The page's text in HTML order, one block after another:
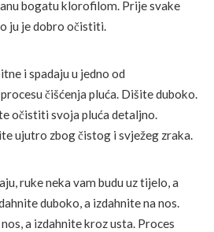
bogatu klorofilom. Prije svake
ju je dobro očistiti.
i spadaju u jedno od
čišćenja pluća. Dišite duboko.
očistiti svoja pluća detaljno.
ujutro zbog čistog i svježeg zraka.
ruke neka vam budu uz tijelo, a
duboko, a izdahnite na nos.
a izdahnite kroz usta. Proces